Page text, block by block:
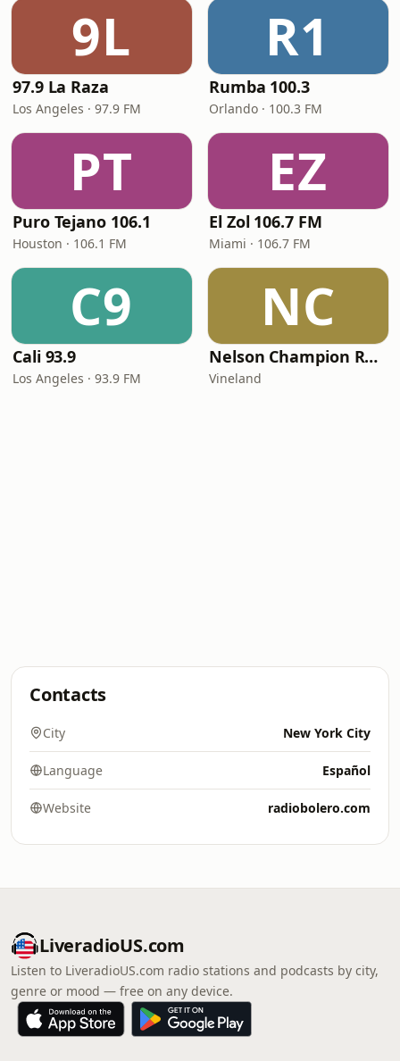
9L
97.9 La Raza
Los Angeles · 97.9 FM
R1
Rumba 100.3
Orlando · 100.3 FM
PT
Puro Tejano 106.1
Houston · 106.1 FM
EZ
El Zol 106.7 FM
Miami · 106.7 FM
C9
Cali 93.9
Los Angeles · 93.9 FM
NC
Nelson Champion Radio
Vineland
Contacts
City New York City
Language Español
Website radiobolero.com
LiveradioUS.com
Listen to LiveradioUS.com radio stations and podcasts by city,
genre or mood — free on any device.